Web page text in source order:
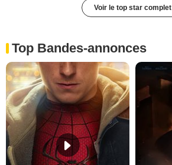
Voir le top star complet
Top Bandes-annonces